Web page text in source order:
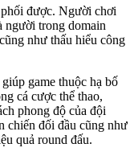
được. Người chơi
người trong domain
như thấu hiểu công
game thuộc hạ bố
cá cược thể thao,
phong độ của đội
chiến đối đầu cũng như
quả round đấu.